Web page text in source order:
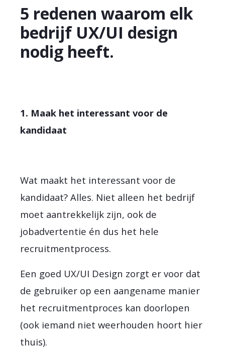
5 redenen waarom elk
bedrijf UX/UI design
nodig heeft.
1. Maak het interessant voor de
kandidaat
Wat maakt het interessant voor de
kandidaat? Alles. Niet alleen het bedrijf
moet aantrekkelijk zijn, ook de
jobadvertentie én dus het hele
recruitmentprocess.
Een goed UX/UI Design zorgt er voor dat
de gebruiker op een aangename manier
het recruitmentproces kan doorlopen
(ook iemand niet weerhouden hoort hier
thuis).